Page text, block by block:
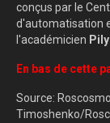
conçus par le
d'automatisation
l'académicien
En bas de cette
Source:
Timoshenko/